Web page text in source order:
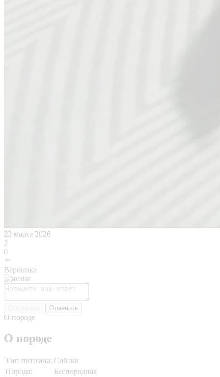
23 марта 2026
2
0
Вероника
Отменить
О породе
О породе
Тип питомца: Собаки
Порода:
Беспородная